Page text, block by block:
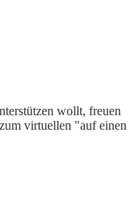
wollt, freuen
virtuellen "auf einen